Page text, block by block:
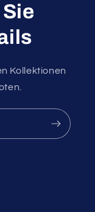
Kollektionen